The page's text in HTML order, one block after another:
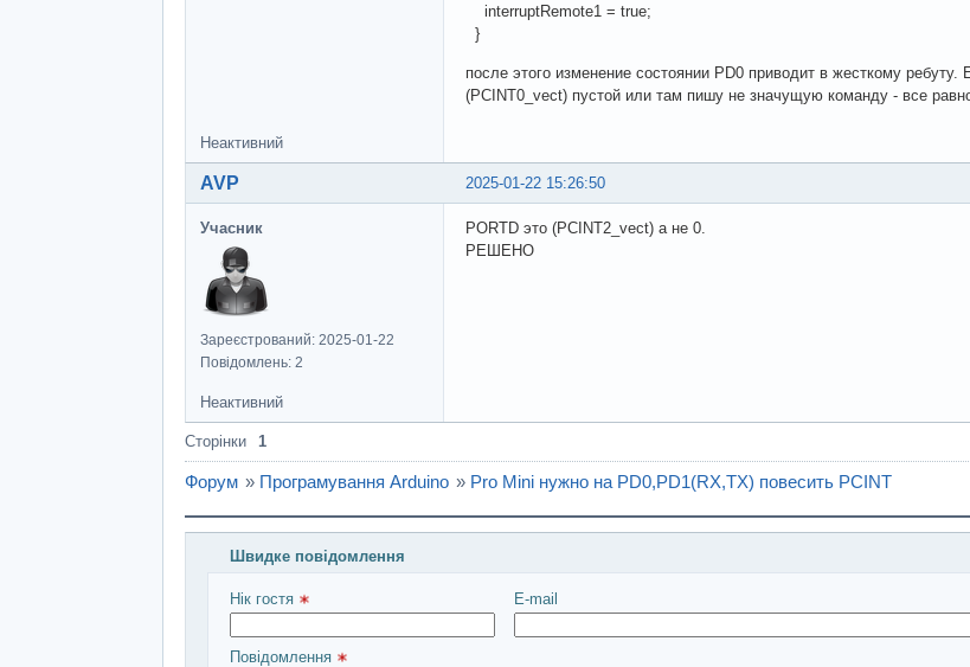
interruptRemote1 = true;
}
после этого изменение состоянии PD0 приводит в жесткому
(PCINT0_vect) пустой или там пишу не значущую команду - все равно
Неактивний
2025-01-22 15:26:50
AVP
Учасник
Зареєстрований: 2025-01-22
Повідомлень: 2
PORTD это (PCINT2_vect) а не 0.
РЕШЕНО
Неактивний
Сторінки 1
Форум » Програмування Arduino » Pro Mini нужно на PD0,PD1(RX,TX) повесить PCINT
Швидке повідомлення
Введіть повідомлення і натисніть Надіслати
Нік гостя E-mail
Повідомлення